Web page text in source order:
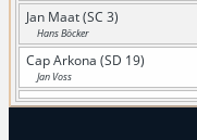
Jan Maat (SC 3)
Hans Böcker
Cap Arkona (SD 19)
Jan Voss